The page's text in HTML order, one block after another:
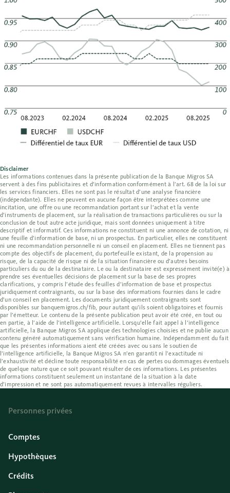
Disclaimer
Les informations contenues dans la présente publication de la Banque Migros SA
servent à des fins publicitaires et d’information conformément à l’art. 68 de la loi sur
les services financiers. Elles ne sont pas le résultat d’une analyse financière
(indépendante). Elles ne peuvent en aucune façon être interprétées comme une
incitation, une offre ou une recommandation portant sur l’achat et la vente
d’instruments de placement, sur la réalisation de transactions particulières ou sur la
conclusion de tout autre acte juridique, mais sont données uniquement à titre
descriptif et informatif. Ces informations ne constituent ni une annonce de cotation, ni
une feuille d’information de base, ni un prospectus. En particulier, elles ne constituent
ni une recommandation personnelle ni un conseil en placement. Elles ne tiennent pas
compte des objectifs de placement, du portefeuille existant, de la propension au
risque, de la capacité de risque ni de la situation financière ou d’autres besoins
particuliers du ou de la destinataire. Le ou la destinataire est expressément invité(e) à
prendre ses éventuelles décisions de placement sur la base de ses propres
clarifications, y compris l’étude des feuilles d’information de base et prospectus
juridiquement contraignants, ou sur la base des informations fournies dans le cadre
d’un conseil en placement. Les documents juridiquement contraignants sont
disponibles sur banquemigros.ch/fib, pour autant qu’ils soient obligatoires et fournis
par l’émetteur. Le contenu de la présente publication peut avoir été créé, en tout ou
en partie, à l’aide de l’intelligence artificielle. Lorsqu’elle fait appel à l’intelligence
artificielle, la Banque Migros SA applique des technologies choisies et ne publie aucun
contenu généré automatiquement sans vérification humaine. Indépendamment du fait
que les présentes informations aient été créées avec ou sans le soutien de
l’intelligence artificielle, la Banque Migros SA n’en garantit ni l’exactitude ni
l’exhaustivité et décline toute responsabilité en cas de pertes ou dommages éventuels
de quelque nature que ce soit pouvant résulter de ces informations. Les présentes
informations constituent seulement un instantané de la situation à la date
d’impression et ne sont pas automatiquement revues à intervalles réguliers.
Personnes privées
Comptes
Hypothèques
Crédits